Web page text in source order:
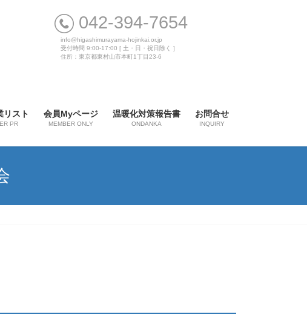
042-394-7654
info@higashimurayama-hojinkai.or.jp
受付時間 9:00-17:00 [ 土・日・祝日除く ]
住所：東京都東村山市本町1丁目23-6
リスト
PR
会員Myページ
MEMBER ONLY
温暖化対策報告書
ONDANKA
お問合せ
INQUIRY